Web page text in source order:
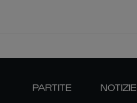
PARTITE NOTIZIE